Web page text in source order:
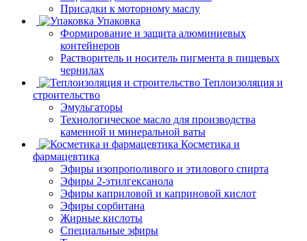
Присадки к моторному маслу
Упаковка
Формирование и защита алюминиевых
контейнеров
Растворитель и носитель пигмента в пищевых
чернилах
Теплоизоляция и
строительство
Эмульгаторы
Технологическое масло для производства
каменной и минеральной ваты
Косметика и
фармацевтика
Эфиры изопрополивого и этилового спирта
Эфиры 2-этилгексанола
Эфиры каприловой и каприновой кислот
Эфиры сорбитана
Жирные кислоты
Специальные эфиры